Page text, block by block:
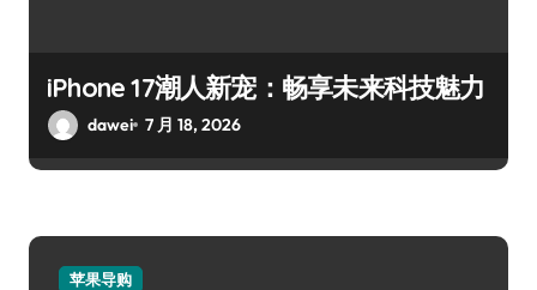
iPhone 17潮人新宠：畅享未来科技魅力
dawei 7 月 18, 2026
苹果导购